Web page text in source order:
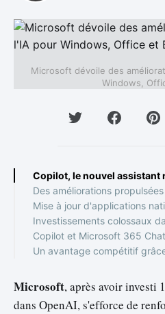
Microsoft dévoile des
Windows,
Copilot, le nouvel assistant
Des améliorations
Mise à jour d'applications
Investissements colossaux
Copilot et Microsoft 365 Chat
Un avantage compétitif
Microsoft, après avoir investi
dans OpenAI, s'efforce de